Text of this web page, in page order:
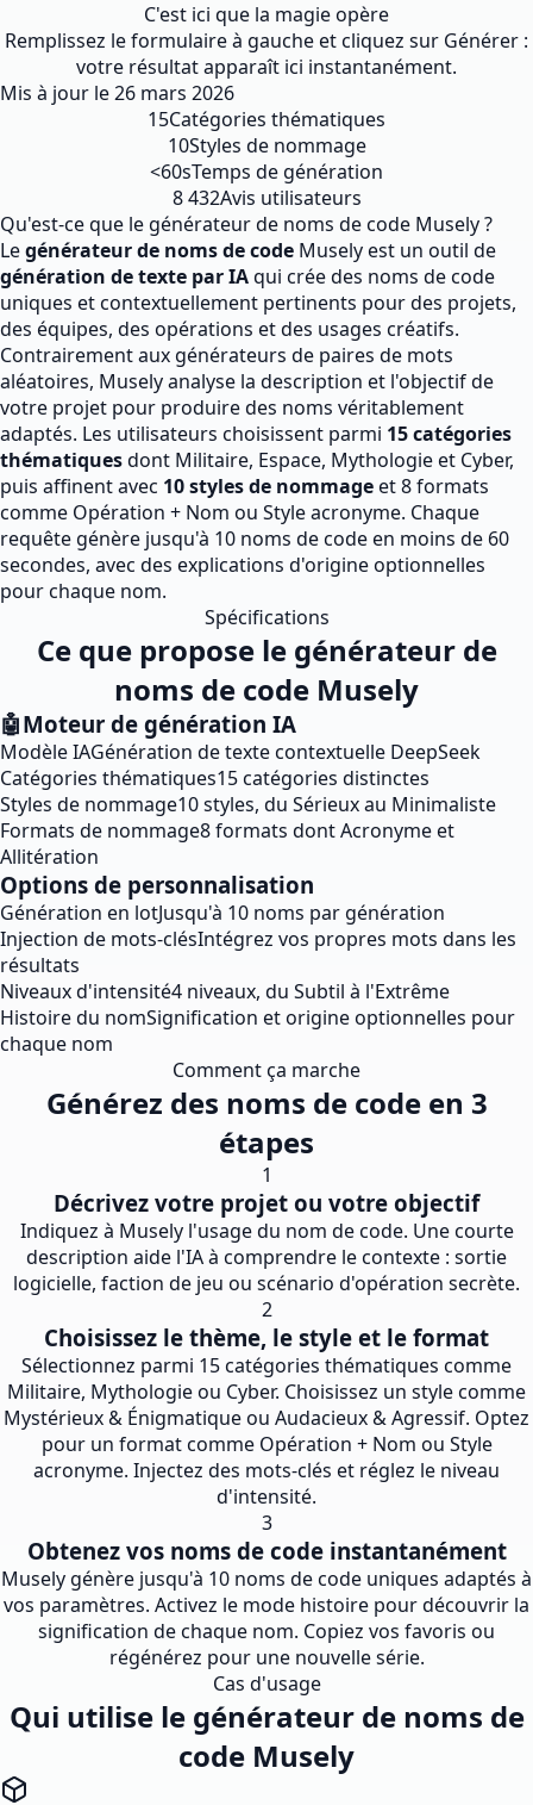
C'est ici que la magie opère
Remplissez le formulaire à gauche et cliquez sur Générer :
votre résultat apparaît ici instantanément.
Mis à jour le26 mars 2026
15Catégories thématiques
10Styles de nommage
<60sTemps de génération
8 432Avis utilisateurs
Qu'est-ce que le générateur de noms de code Musely ?
Legénérateur de noms de code Musely est un outil de
génération de texte par IAqui crée des noms de code
uniques et contextuellement pertinents pour des projets,
des équipes, des opérations et des usages créatifs.
Contrairement aux générateurs de paires de mots
aléatoires, Musely analyse la description et l'objectif de
votre projet pour produire des noms véritablement
adaptés. Les utilisateurs choisissent parmi 15 catégories
thématiquesdont Militaire, Espace, Mythologie et Cyber,
puis affinent avec 10 styles de nommageet 8 formats
comme Opération + Nom ou Style acronyme. Chaque
requête génère jusqu'à 10 noms de code en moins de 60
secondes, avec des explications d'origine optionnelles
pour chaque nom.
Spécifications
Ce que propose le générateur de
noms de code Musely
🤖Moteur de génération IA
Modèle IAGénération de texte contextuelle DeepSeek
Catégories thématiques15 catégories distinctes
Styles de nommage10 styles, du Sérieux au Minimaliste
Formats de nommage8 formats dont Acronyme et
Allitération
Options de personnalisation
Génération en lotJusqu'à 10 noms par génération
Injection de mots-clésIntégrez vos propres mots dans les
résultats
Niveaux d'intensité4 niveaux, du Subtil à l'Extrême
Histoire du nomSignification et origine optionnelles pour
chaque nom
Comment ça marche
Générez des noms de code en 3
étapes
1
Décrivez votre projet ou votre objectif
Indiquez à Musely l'usage du nom de code. Une courte
description aide l'IA à comprendre le contexte : sortie
logicielle, faction de jeu ou scénario d'opération secrète.
2
Choisissez le thème, le style et le format
Sélectionnez parmi 15 catégories thématiques comme
Militaire, Mythologie ou Cyber. Choisissez un style comme
Mystérieux & Énigmatique ou Audacieux & Agressif. Optez
pour un format comme Opération + Nom ou Style
acronyme. Injectez des mots-clés et réglez le niveau
d'intensité.
3
Obtenez vos noms de code instantanément
Musely génère jusqu'à 10 noms de code uniques adaptés à
vos paramètres. Activez le mode histoire pour découvrir la
signification de chaque nom. Copiez vos favoris ou
régénérez pour une nouvelle série.
Cas d'usage
Qui utilise le générateur de noms de
code Musely